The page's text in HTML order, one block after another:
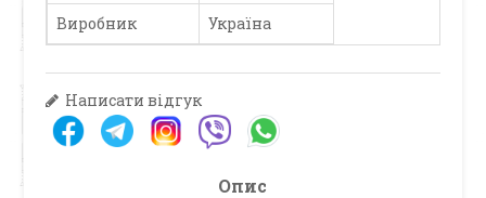
Виробник
Україна
Написати відгук
Опис